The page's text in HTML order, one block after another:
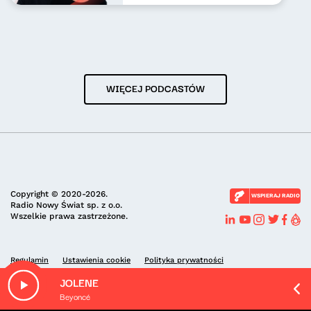
JOLENE
Beyoncé
WIĘCEJ PODCASTÓW
Copyright © 2020-2026.
Radio Nowy Świat sp. z o.o.
Wszelkie prawa zastrzeżone.
WSPIERAJ RADIO
Regulamin Ustawienia cookie Polityka prywatności